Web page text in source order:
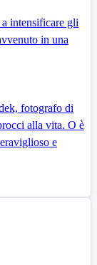
intensificare gli
in una
fotografo di
alla vita. O è
e